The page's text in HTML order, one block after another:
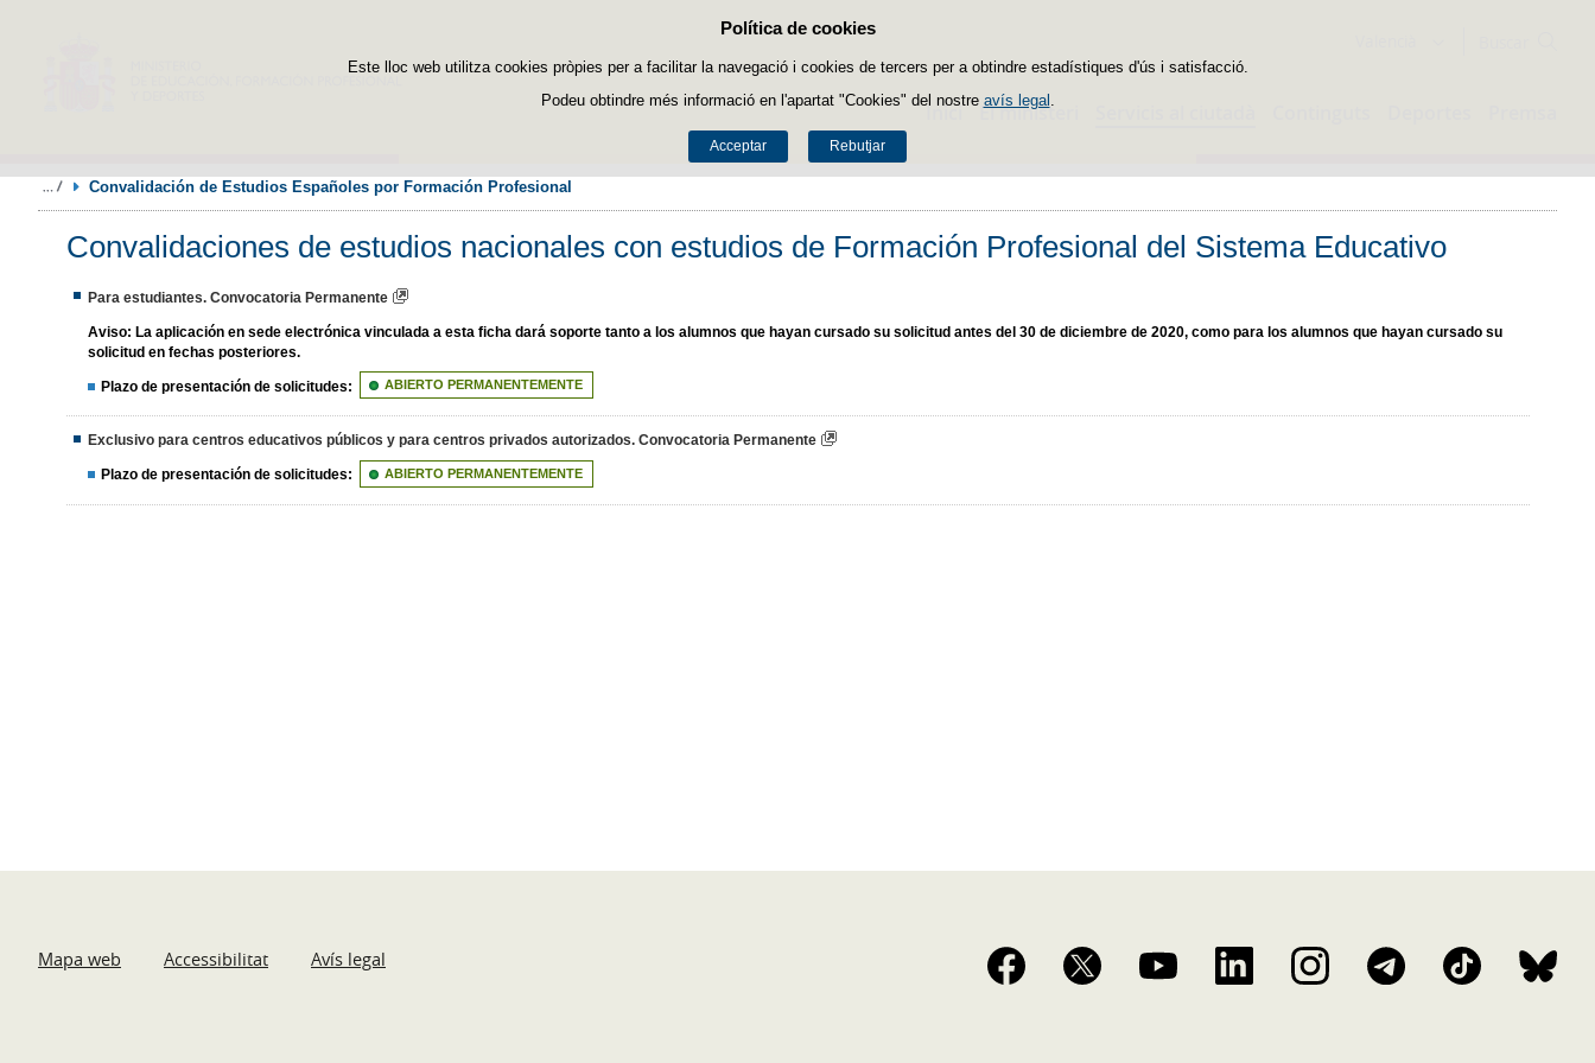
Política de cookies
Este lloc web utilitza cookies pròpies per a facilitar la navegació i cookies de tercers per a obtindre estadístiques d'ús i satisfacció.
Podeu obtindre més informació en l'apartat "Cookies" del nostre avís legal
Acceptar Rebutjar
Passar al contingut
Inici El ministeri
Convalidación de Estudios Españoles por Formación Profesional
Convalidaciones de estudios nacionales con estudios de Formación Profesional del Sistema Educativo
Para estudiantes. Convocatoria Permanente
Aviso: La aplicación en sede electrónica vinculada a esta ficha dará soporte tanto a los alumnos que hayan cursado su solicitud antes del 30 de diciembre de 2020, como para los alumnos que hayan cursado su
solicitud en fechas posteriores.
Plazo de presentación de solicitudes: ABIERTO PERMANENTEMENTE
Exclusivo para centros educativos públicos y para centros privados autorizados. Convocatoria Permanente
Plazo de presentación de solicitudes: ABIERTO PERMANENTEMENTE
Mapa web Accessibilitat Avís legal